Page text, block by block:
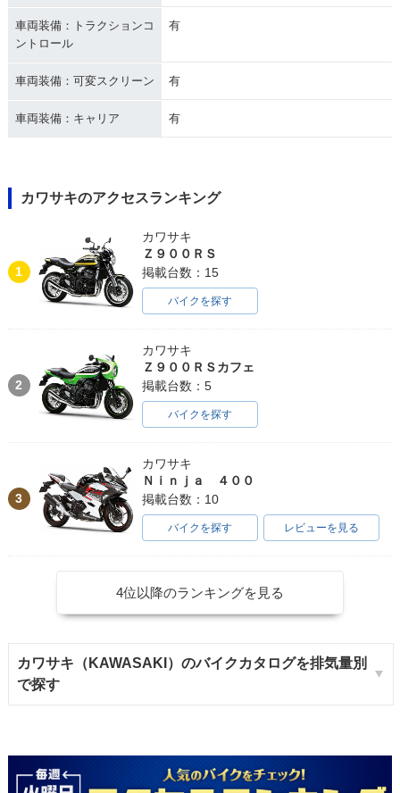
車両装備：トラクションコ
ントロール
有
車両装備：可変スクリーン 有
車両装備：キャリア 有
カワサキのアクセスランキング
1
カワサキ
Ｚ９００ＲＳ
掲載台数：15
バイクを探す
2
カワサキ
Ｚ９００ＲＳカフェ
掲載台数：5
バイクを探す
3
カワサキ
Ｎｉｎｊａ ４００
掲載台数：10
バイクを探す レビューを見る
4位以降のランキングを見る
カワサキ（KAWASAKI）のバイクカタログを排気量別
で探す